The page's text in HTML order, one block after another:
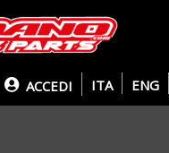
ACCEDI ITA ENG